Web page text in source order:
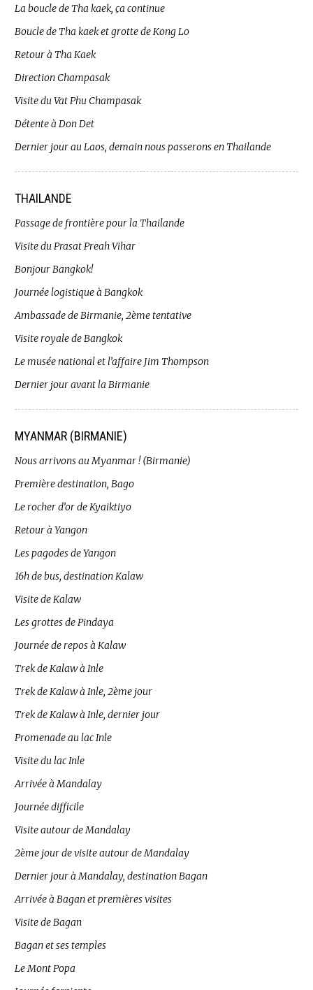
La boucle de Tha kaek, ça continue
Boucle de Tha kaek et grotte de Kong Lo
Retour à Tha Kaek
Direction Champasak
Visite du Vat Phu Champasak
Détente à Don Det
Dernier jour au Laos, demain nous passerons en Thailande
THAILANDE
Passage de frontière pour la Thailande
Visite du Prasat Preah Vihar
Bonjour Bangkok!
Journée logistique à Bangkok
Ambassade de Birmanie, 2ème tentative
Visite royale de Bangkok
Le musée national et l’affaire Jim Thompson
Dernier jour avant la Birmanie
MYANMAR (BIRMANIE)
Nous arrivons au Myanmar ! (Birmanie)
Première destination, Bago
Le rocher d’or de Kyaiktiyo
Retour à Yangon
Les pagodes de Yangon
16h de bus, destination Kalaw
Visite de Kalaw
Les grottes de Pindaya
Journée de repos à Kalaw
Trek de Kalaw à Inle
Trek de Kalaw à Inle, 2ème jour
Trek de Kalaw à Inle, dernier jour
Promenade au lac Inle
Visite du lac Inle
Arrivée à Mandalay
Journée difficile
Visite autour de Mandalay
2ème jour de visite autour de Mandalay
Dernier jour à Mandalay, destination Bagan
Arrivée à Bagan et premières visites
Visite de Bagan
Bagan et ses temples
Le Mont Popa